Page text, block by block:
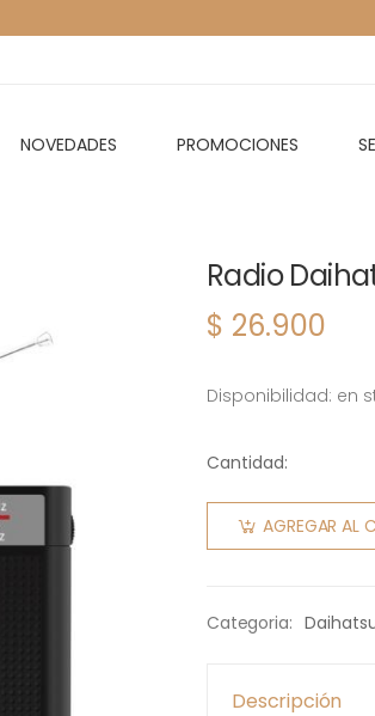
NOVEDADES PROMOCIONES
Radio
$ 26.900
Disponibilidad: en
Cantidad:
AGREGAR AL
Categoria:
Descripción